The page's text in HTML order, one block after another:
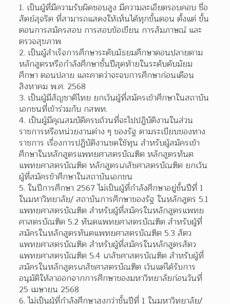
เป็นผู้ที่มีความรับผิดชอบสูง มีความละเอียตรอบคอบ ชื่อ
สัตย์สุจริต ที่สามารถแสดงให้เห็นได้ทุกขั้นตอน ตั้งแต่ ขั้น
ตอนการสมัครสอบ การสอบข้อเขียน การสัมภาษณ์ และ
ตรวจสุขภาพ
เป็นผู้สำเร็จการศึกษาระดับมัธยมศึกษาตอนปลายตาม
หลักสูตรหรือกำลังศึกษาชั้นปีสุดท้ายในระดับดับมัยม
ศึกษา ตอนปลาย และคาดว่าจะจบการศึกษาก่อนเดือน
สิงหาคม พ.ศ. 2568
เป็นผู้มีสัญชาติไทย ยกเว้นผู้ที่สมัครเข้าศึกษาในสถาบัน
เอกชนที่เข้าร่วมกับ กสพท.
เป็นผู้มีคุณสมบัติครบถ้วนที่จะไปปฏิบัติงานในส่วน
ราชการหรือหน่วยงานต่าง ๆ ของรัฐ ตามระเบียบของทาง
ราชการ เรื่องการปฏิบัติงานชดใช้ทุน สำหรับผู้สมัครเข้า
ศึกษาในหลักสูตรแพทยศาสตรบัณฑิต หลักสูตรทันต
แพทยศาสตรบัณฑิต หลักสูตรเภสัชศาสตรบัณฑิต ยกเว้น
ผู้ที่สมัครข้าศึกษาในสถาบันเอกชน
ในปีการศึกษา 2567 ไม่เป็นผู้ที่กำลังศึกษาอยู่ชั้นปีที่ 1
ในมหาวิทยาลัย/ สถาบันการศึกษาของรัฐ ในหลักสูตร 5.1
แพทยศาสตรบัณฑิต สำหรับผู้ที่สมัครในหลักสูตรแพทย
ศาสตรบัณฑิต 5.2 ทันตแพทยศาสตรบัณฑิต สำหรับผู้ที่
สมัครในหลักสูตรทันตแพทยศาสตรบัณฑิต 5.3 สัตว
แพทยศาสตรบัณฑิต สำหรับผู้ที่สมัครในหลักสูตรสัตว
แพทยศาสตรบัณฑิต 5.4 เภสัชศาสตรบัณฑิต สำหรับผู้ที่
สมัครในหลักสูตรเภสัชศาสตรบัณฑิต เว้นแต่ได้รับการ
อนุมัติให้ลาออกจากการศึกษาของมหาวิทยาลัยก่อนวันที่
25 เมษายน 2568
ไม่เป็นผู้ที่กำลังศึกษาสูงกว่าชั้นปีที่ 1 ในมหาวิทยาลัย/